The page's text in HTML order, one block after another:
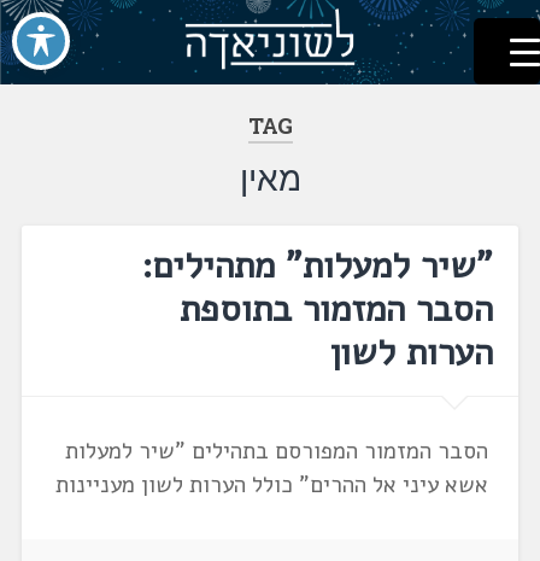
דלג
לתוכן
לשוניאדה
עברית. לשון. שפה
TAG
מאין
"שיר למעלות" מתהילים:
הסבר המזמור בתוספת
הערות לשון
הסבר המזמור המפורסם בתהילים "שיר למעלות
אשא עיני אל ההרים" כולל הערות לשון מעניינות